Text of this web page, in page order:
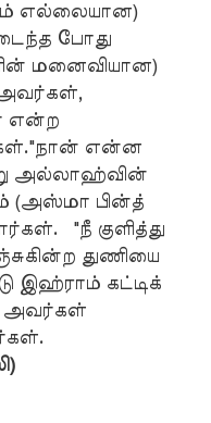
எல்லையான)
போது
மனைவியான)
என்ற
என்ன
அல்லாஹ்வின்
(அஸ்மா பின்த்
"நீ குளித்து
துணியை
இஹ்ராம் கட்டிக்
அவர்கள்